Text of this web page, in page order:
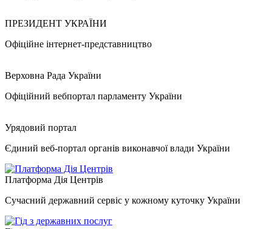
ПРЕЗИДЕНТ УКРАЇНИ
Офіційне інтернет-представництво
Верховна Рада України
Офіційний вебпортал парламенту України
Урядовий портал
Єдиний веб-портал органів виконавчої влади України
Платформа Дія Центрів
Сучасний державний сервіс у кожному куточку України